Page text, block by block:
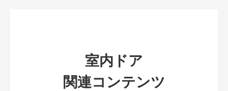
室内ドア
関連コンテンツ